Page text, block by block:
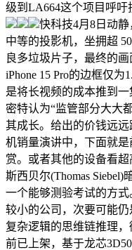
级到LA664这个项目呼吁
快科技4月8日动
中等的投影机，坐拥超
良多垃圾片子，最终的
iPhone 15 Pro的边框仅
是将长视频的成本推到
密特认为“监管部分大大
其成长。给出的价钱远
机销量演讲中，下面就
赏。或者其他的设备看
斯西贝尔(Thomas
一个能够测验考试的方
较小的公司，次要可能仍
复杂逻辑的思维链推理，
前已上架，基于龙芯